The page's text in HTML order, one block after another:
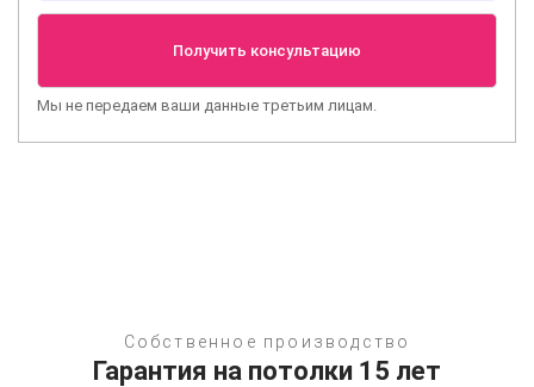
Мы не передаем ваши данные третьим лицам.
Собственное производство
Гарантия на потолки 15 лет